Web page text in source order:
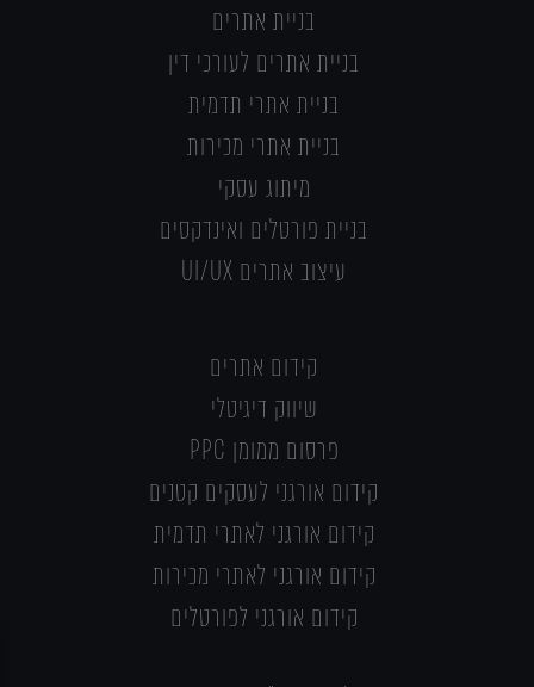
בניית אתרים
בניית אתרים לעורכי דין
בניית אתרי תדמית
בניית אתרי מכירות
מיתוג עסקי
בניית פורטלים ואינדקסים
עיצוב אתרים UI/UX
קידום אתרים
שיווק דיגיטלי
פרסום ממומן PPC
קידום אורגני לעסקים קטנים
קידום אורגני לאתרי תדמית
קידום אורגני לאתרי מכירות
קידום אורגני לפורטלים